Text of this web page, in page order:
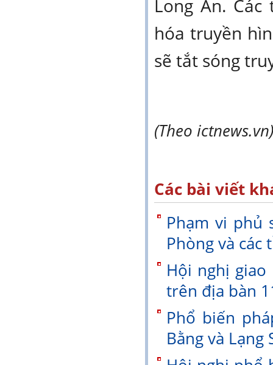
Long An.
hóa truyền
sẽ tắt sóng
(Theo ictnews.vn)
Các bài viết
Phạm vi phủ
Phòng và các
Hội nghị
trên địa bàn
Phổ biến
Bằng và Lạng